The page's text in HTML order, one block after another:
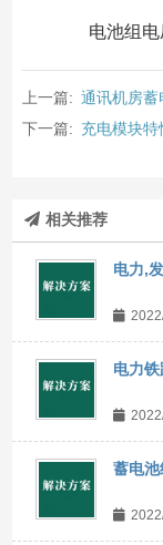
电池组
上一篇: 通讯机房蓄
下一篇: 充电模块
相关推荐
电力,
电力
蓄电